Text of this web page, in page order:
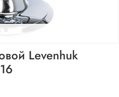
Levenhuk